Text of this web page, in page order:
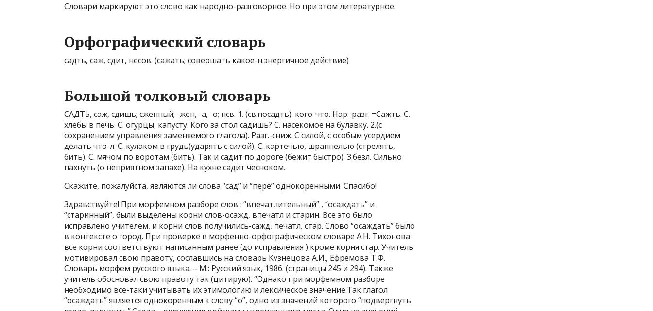
Словари маркируют это слово как народно-разговорное. Но при этом литературное.
Орфографический словарь
садть, саж, сдит, несов. (сажать; совершать какое-н.энергичное действие)
Большой толковый словарь
САДТЬ, саж, сдишь; сженный; -жен, -а, -о; нсв. 1. (св.посадть). кого-что. Нар.-разг. =Сажть. С.
хлебы в печь. С. огурцы, капусту. Кого за стол садишь? С. насекомое на булавку. 2.(с
сохранением управления заменяемого глагола). Разг.-сниж. С силой, с особым усердием
делать что-л. С. кулаком в грудь(ударять с силой). С. картечью, шрапнелью (стрелять,
бить). С. мячом по воротам (бить). Так и садит по дороге (бежит быстро). 3.безл. Сильно
пахнуть (о неприятном запахе). На кухне садит чесноком.
Скажите, пожалуйста, являются ли слова “сад” и “пере” однокоренными. Спасибо!
Здравствуйте! При морфемном разборе слов : “впечатлительный” , “осаждать” и
“старинный”, были выделены корни слов-осажд, впечатл и старин. Все это было
исправлено учителем, и корни слов получились-сажд, печатл, стар. Слово “осаждать” было
в контексте о город. При проверке в морфенно-орфографическом словаре А.Н. Тихонова
все корни соответствуют написанным ранее (до исправления ) кроме корня стар. Учитель
мотивировал свою правоту, сославшись на словарь Кузнецова А.И., Ефремова Т.Ф.
Словарь морфем русского языка. – М.: Русский язык, 1986. (страницы 245 и 294). Также
учитель обосновал свою правоту так (цитирую): “Однако при морфемном разборе
необходимо все-таки учитывать их этимологию и лексическое значение.Так глагол
“осаждать” является однокоренным к слову “о”, одно из значений которого “подвергнуть